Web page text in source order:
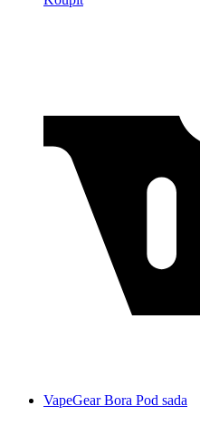
VapeGear Bora Pod sada